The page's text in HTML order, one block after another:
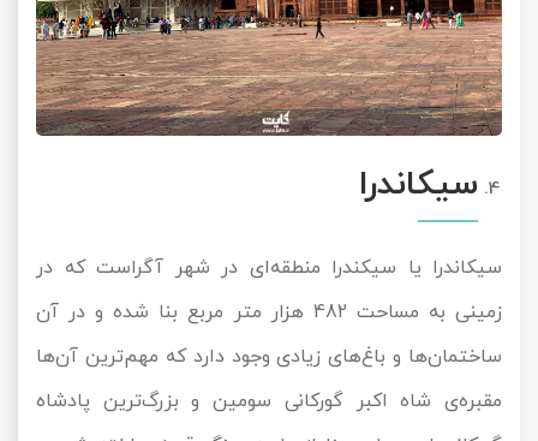
سیکاندرا
سیکاندرا یا سیکندرا منطقه‌ای در شهر آگراست که در
زمینی به مساحت 482 هزار متر مربع بنا شده و در آن
ساختمان‌ها و باغ‌های زیادی وجود دارد که مهم‌ترین آن‌ها
مقبره‌ی شاه اکبر گورکانی سومین و بزرگ‌ترین پادشاه